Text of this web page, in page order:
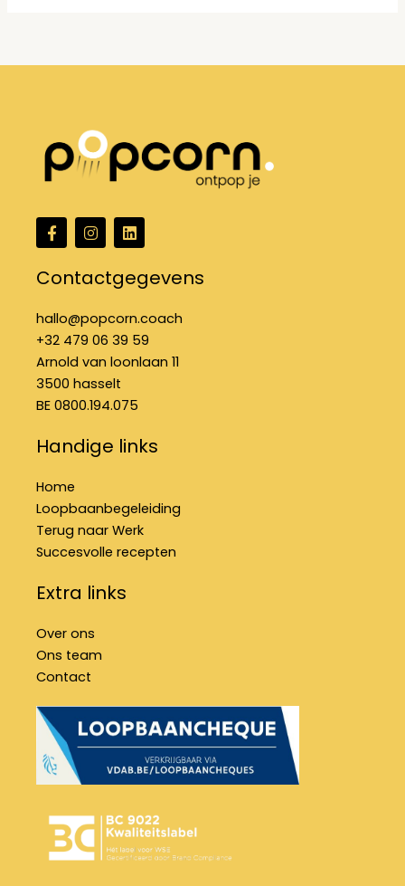
F
a
c
e
b
o
k
-
f
I
n
s
t
a
r
a
m
L
i
n
k
e
i
n
Contactgegevens
hallo@popcorn.coach
+32 479 06 39 59
Arnold van loonlaan 11
3500 hasselt
BE 0800.194.075
Handige links
Home
Loopbaanbegeleiding
Terug naar Werk
Succesvolle recepten
Extra links
Over ons
Ons team
Contact